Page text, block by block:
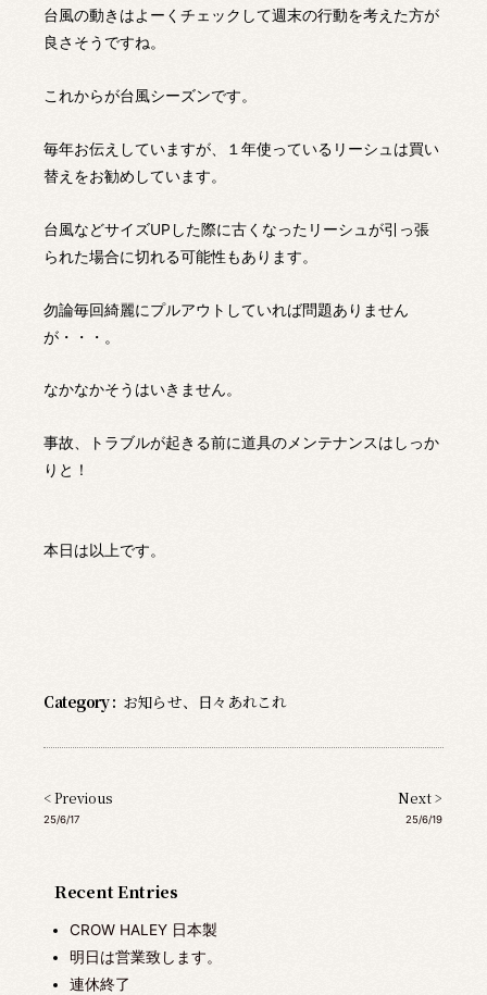
Recent Entries
CROW HALEY 日本製
明日は営業致します。
連休終了
台風の動きはよーくチェックして週末の行動を考えた方が
良さそうですね。
これからが台風シーズンです。
毎年お伝えしていますが、１年使っているリーシュは買い
替えをお勧めしています。
台風などサイズUPした際に古くなったリーシュが引っ張
られた場合に切れる可能性もあります。
勿論毎回綺麗にプルアウトしていれば問題ありません
が・・・。
なかなかそうはいきません。
事故、トラブルが起きる前に道具のメンテナンスはしっか
りと！
本日は以上です。
Category : お知らせ、 日々あれこれ
< Previous
25/6/17
Next >
25/6/19